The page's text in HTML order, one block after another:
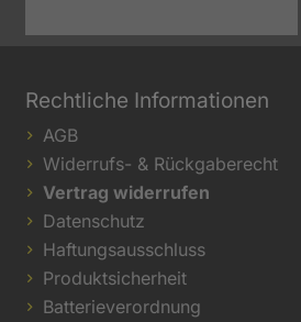
Rechtliche Informationen
AGB
Widerrufs- & Rückgaberecht
Vertrag widerrufen
Datenschutz
Haftungsausschluss
Produktsicherheit
Batterieverordnung